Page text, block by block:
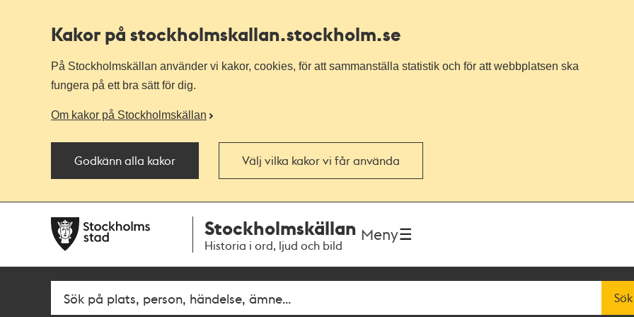
Kakor på stockholmskallan.stockholm.se
På Stockholmskällan använder vi kakor, cookies, för att sammanställa statistik och för att webbplatsen ska
fungera på ett bra sätt för dig.
Om kakor på Stockholmskällan
Godkänn alla kakor Välj vilka kakor vi får använda
navigationen
huvudinnehållet
Stockholmskällan
Historia i ord, ljud och bild
Meny
Fritextsök Sök